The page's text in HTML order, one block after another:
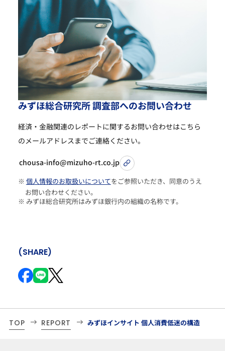
みずほ総合研究所調査部へのお問い合わせ
経済・金融関連のレポートに関するお問い合わせはこちら
のメールアドレスまでご連絡ください。
chousa-info@mizuho-rt.co.jp
※ 個人情報のお取扱いについてをご参照いただき、同意のうえ
お問い合わせください。
※ みずほ総合研究所はみずほ銀行内の組織の名称です。
(SHARE)
TOP REPORT みずほインサイト 個人消費低迷の構造